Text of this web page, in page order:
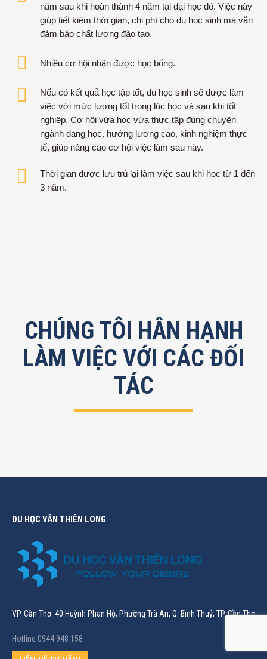
năm sau khi hoàn thành 4 năm tại đại học đó. Việc này
giúp tiết kiệm thời gian, chi phí cho du học sinh mà vẫn
đảm bảo chất lượng đào tạo.
Nhiều cơ hội nhận được học bổng.
Nếu có kết quả học tập tốt, du học sinh sẽ được làm
việc với mức lương tốt trong lúc học và sau khi tốt
nghiệp. Cơ hội vừa học vừa thực tập đúng chuyên
ngành đang học, hưởng lương cao, kinh nghiệm thực
tế, giúp nâng cao cơ hội việc làm sau này.
Thời gian được lưu trú lại làm việc sau khi hoc từ 1 đến
3 năm.
CHÚNG TÔI HÂN HẠNH
LÀM VIỆC VỚI CÁC ĐỐI
TÁC
DU HỌC VÂN THIÊN LONG
VP. Cần Thơ: 40 Huỳnh Phan Hộ, Phường Trà An, Q. Bình Thuỷ, TP. Cần Thơ
Hotline 0944 948 158